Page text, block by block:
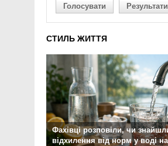
Голосувати Результати
СТИЛЬ ЖИТТЯ
Фахівці розповіли, чи
відхилення від норм у воді на